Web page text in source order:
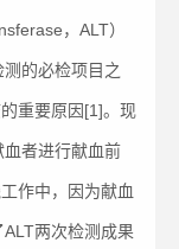
，ALT）
的必检项目之
重要原因[1]。现
者进行献血前
作中，因为献血
两次检测成果